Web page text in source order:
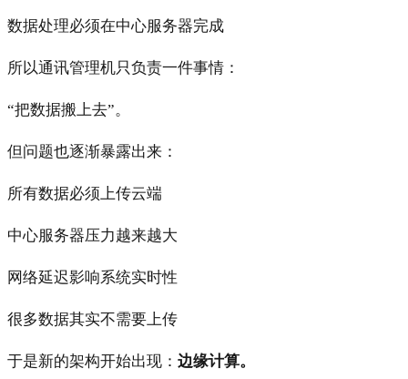
数据处理必须在中心服务器完成
所以通讯管理机只负责一件事情：
“把数据搬上去”。
但问题也逐渐暴露出来：
所有数据必须上传云端
中心服务器压力越来越大
网络延迟影响系统实时性
很多数据其实不需要上传
于是新的架构开始出现： 边缘计算。